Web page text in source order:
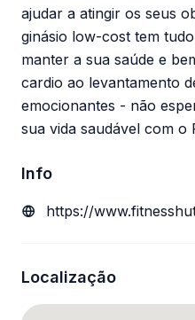
ajudar a atingir os seus
ginásio low-cost tem
manter a sua saúde e
cardio ao levantamento
emocionantes - não
sua vida saudável com o
Info
https://
Localização